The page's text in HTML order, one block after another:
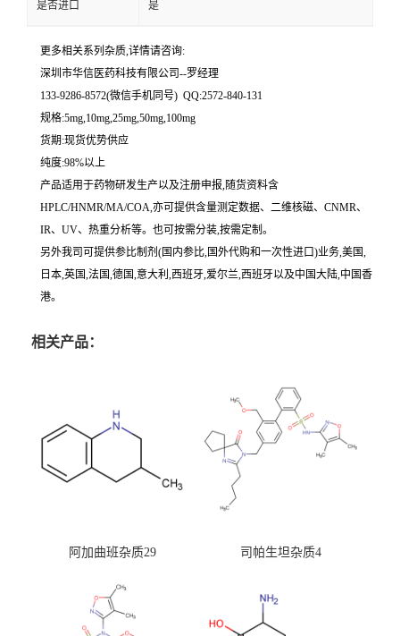
是否进口 是
更多相关系列杂质,详情请咨询:
深圳市华信医药科技有限公司--罗经理
133-9286-8572(微信手机同号) QQ:2572-840-131
规格:5mg,10mg,25mg,50mg,100mg
货期:现货优势供应
纯度:98%以上
产品适用于药物研发生产以及注册申报,随货资料含
HPLC/HNMR/MA/COA,亦可提供含量测定数据、二维核磁、CNMR、
IR、UV、热重分析等。也可按需分装,按需定制。
另外我司可提供参比制剂(国内参比,国外代购和一次性进口)业务,美国,
日本,英国,法国,德国,意大利,西班牙,爱尔兰,西班牙以及中国大陆,中国香
港。
相关产品：
阿加曲班杂质29 司帕生坦杂质4